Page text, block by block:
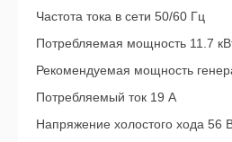
Частота тока в сети 50/60 Гц
Потребляемая мощность 11.7
Рекомендуемая мощность
Потребляемый ток 19 А
Напряжение холостого хода 56